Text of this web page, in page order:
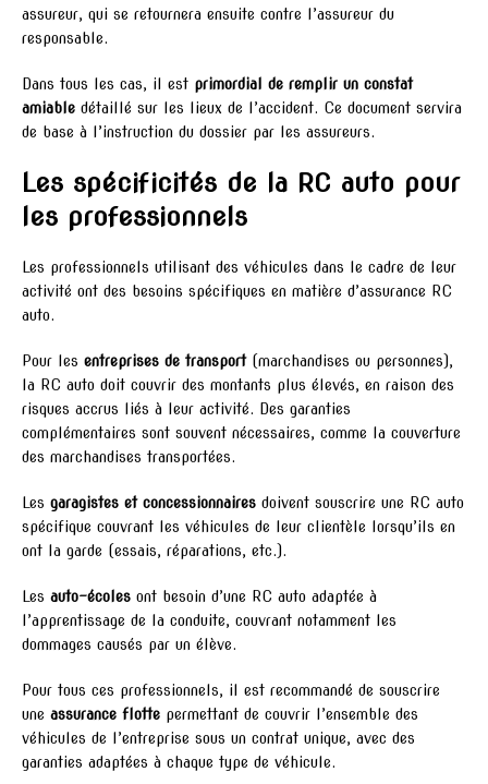
assureur, qui se retournera ensuite contre l’assureur du
responsable.
Dans tous les cas, il est primordial de remplir un constat
amiable détaillé sur les lieux de l’accident. Ce document servira
de base à l’instruction du dossier par les assureurs.
Les spécificités de la RC auto pour
les professionnels
Les professionnels utilisant des véhicules dans le cadre de leur
activité ont des besoins spécifiques en matière d’assurance RC
auto.
Pour les entreprises de transport(marchandises ou personnes),
la RC auto doit couvrir des montants plus élevés, en raison des
risques accrus liés à leur activité. Des garanties
complémentaires sont souvent nécessaires, comme la couverture
des marchandises transportées.
Les garagistes et concessionnaires doivent souscrire une RC auto
spécifique couvrant les véhicules de leur clientèle lorsqu’ils en
ont la garde (essais, réparations, etc.).
Les auto-écoles ont besoin d’une RC auto adaptée à
l’apprentissage de la conduite, couvrant notamment les
dommages causés par un élève.
Pour tous ces professionnels, il est recommandé de souscrire
une assurance flotte permettant de couvrir l’ensemble des
véhicules de l’entreprise sous un contrat unique, avec des
garanties adaptées à chaque type de véhicule.